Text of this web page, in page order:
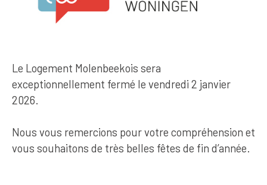
Le Logement Molenbeekois sera
exceptionnellement fermé le vendredi 2 janvier
2026.
Nous vous remercions pour votre compréhension et
vous souhaitons de très belles fêtes de fin d’année.